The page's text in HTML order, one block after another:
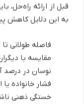
قبل از ارائه راه‌حل،
به این دلایل کاهش
فاصله طولانی
مقایسه با
نوسان در درصد
فشار خانواده یا
خستگی ذهنی